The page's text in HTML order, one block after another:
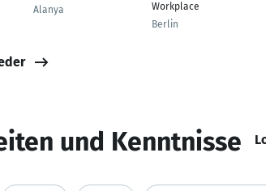
Alanya
Workplace
Berlin
und Kenntnisse